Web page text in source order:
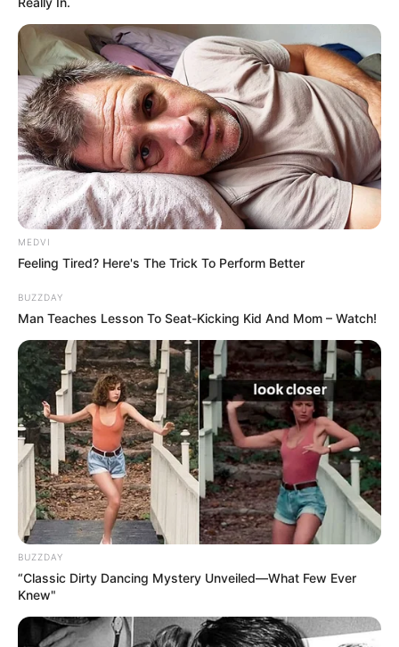
MEDVI
Feeling Tired? Here's The Trick To Perform Better
BUZZDAY
Man Teaches Lesson To Seat-Kicking Kid And Mom – Watch!
BUZZDAY
“Classic Dirty Dancing Mystery Unveiled—What Few Ever
Knew"